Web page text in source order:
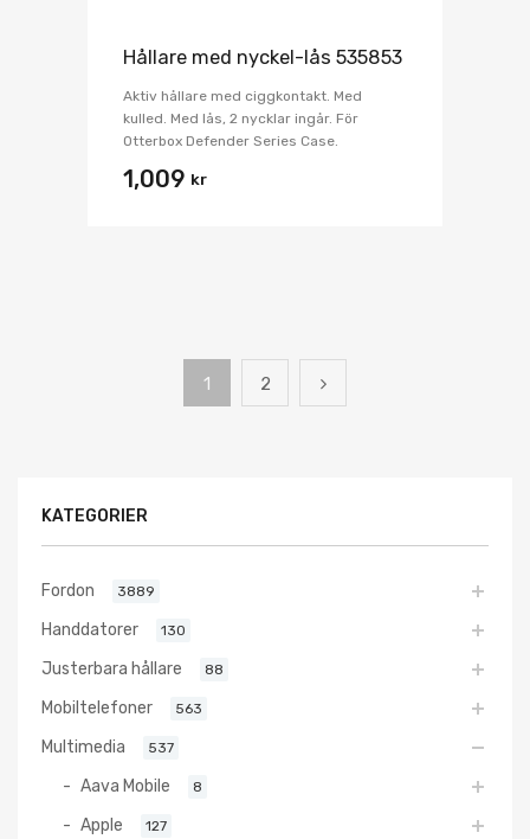
Hållare med nyckel-lås 535853
Aktiv hållare med ciggkontakt. Med
kulled. Med lås, 2 nycklar ingår. För
Otterbox Defender Series Case.
1,009 kr
1 2
KATEGORIER
Fordon 3889
Handdatorer 130
Justerbara hållare 88
Mobiltelefoner 563
Multimedia 537
Aava Mobile 8
Apple 127